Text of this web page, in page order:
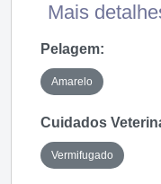
Mais
Pelagem:
Amarelo
Cuidados
Vermifugado